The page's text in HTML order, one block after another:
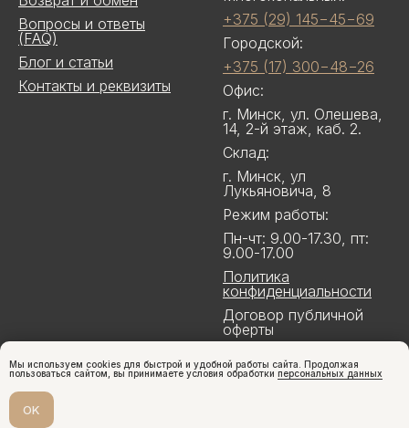
Мы используем cookies для быстрой и удобной работы сайта. Продолжая
пользоваться сайтом, вы принимаете условия обработки персональных данных
OK
Вопросы и ответы
(FAQ)
Блог и статьи
Контакты и реквизиты
+375 (29) 145−45−69
Городской:
+375 (17) 300−48−26
Офис:
г. Минск, ул. Олешева,
14, 2-й этаж, каб. 2.
Склад:
г. Минск, ул
Лукьяновича, 8
Режим работы:
Пн-чт: 9.00-17.30, пт:
9.00-17.00
Политика
конфиденциальности
Договор публичной
оферты